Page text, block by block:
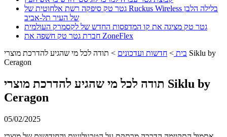
גטר טק סיפקה רשת אלחוטית של Ruckus Wireless בלילה הלבן
של העיר תל-אביב
גטר טק מציגה את קו המדפסות החדש של לקסמרק העולמית
חברת גטר טק חשפה את ZoneFlex
בית > חדשות ועדכונים > תודה לכל מי שהגיע להדרכת מוצרי Siklu by
Ceragon
תודה לכל מי שהגיע להדרכת מוצרי Siklu by
Ceragon
05/02/2025